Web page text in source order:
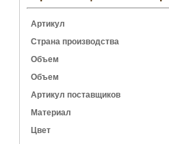
Артикул
Страна производства
Объем
Объем
Артикул поставщиков
Материал
Цвет